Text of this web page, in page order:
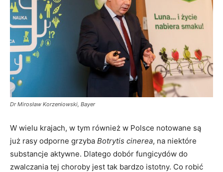
Dr Mirosław Korzeniowski, Bayer
W wielu krajach, w tym również w Polsce notowane są
już rasy odporne grzyba Botrytis cinerea, na niektóre
substancje aktywne. Dlatego dobór fungicydów do
zwalczania tej choroby jest tak bardzo istotny. Co robić